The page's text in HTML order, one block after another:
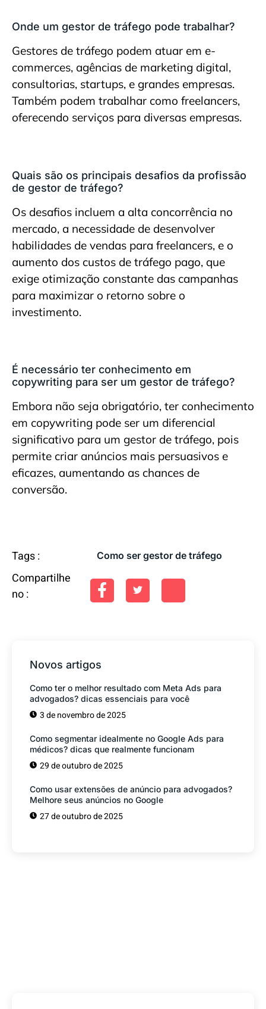
Onde um gestor de tráfego pode trabalhar?
Gestores de tráfego podem atuar em e-
commerces, agências de marketing digital,
consultorias, startups, e grandes empresas.
Também podem trabalhar como freelancers,
oferecendo serviços para diversas empresas.
Quais são os principais desafios da profissão
de gestor de tráfego?
Os desafios incluem a alta concorrência no
mercado, a necessidade de desenvolver
habilidades de vendas para freelancers, e o
aumento dos custos de tráfego pago, que
exige otimização constante das campanhas
para maximizar o retorno sobre o
investimento.
É necessário ter conhecimento em
copywriting para ser um gestor de tráfego?
Embora não seja obrigatório, ter conhecimento
em copywriting pode ser um diferencial
significativo para um gestor de tráfego, pois
permite criar anúncios mais persuasivos e
eficazes, aumentando as chances de
conversão.
Tags : Como ser gestor de tráfego
Compartilhe
no :
Novos artigos
Como ter o melhor resultado com Meta Ads para
advogados? dicas essenciais para você
3 de novembro de 2025
Como segmentar idealmente no Google Ads para
médicos? dicas que realmente funcionam
29 de outubro de 2025
Como usar extensões de anúncio para advogados?
Melhore seus anúncios no Google
27 de outubro de 2025